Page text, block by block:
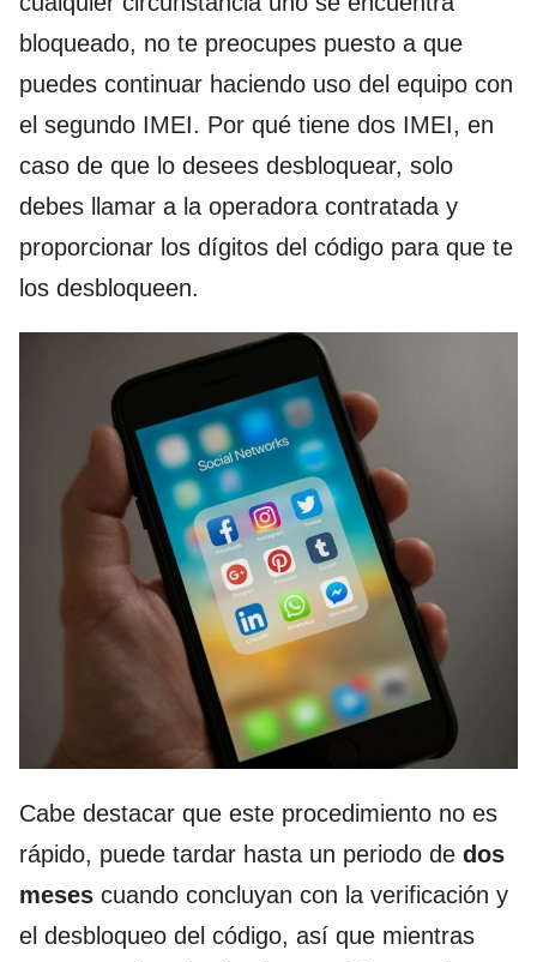
bloqueado, no te preocupes puesto a que
puedes continuar haciendo uso del equipo con
el segundo IMEI. Por qué tiene dos IMEI, en
caso de que lo desees desbloquear, solo
debes llamar a la operadora contratada y
proporcionar los dígitos del código para que te
los desbloqueen.
Cabe destacar que este procedimiento no es
rápido, puede tardar hasta un periodo de dos
meses cuando concluyan con la verificación y
el desbloqueo del código, así que mientras